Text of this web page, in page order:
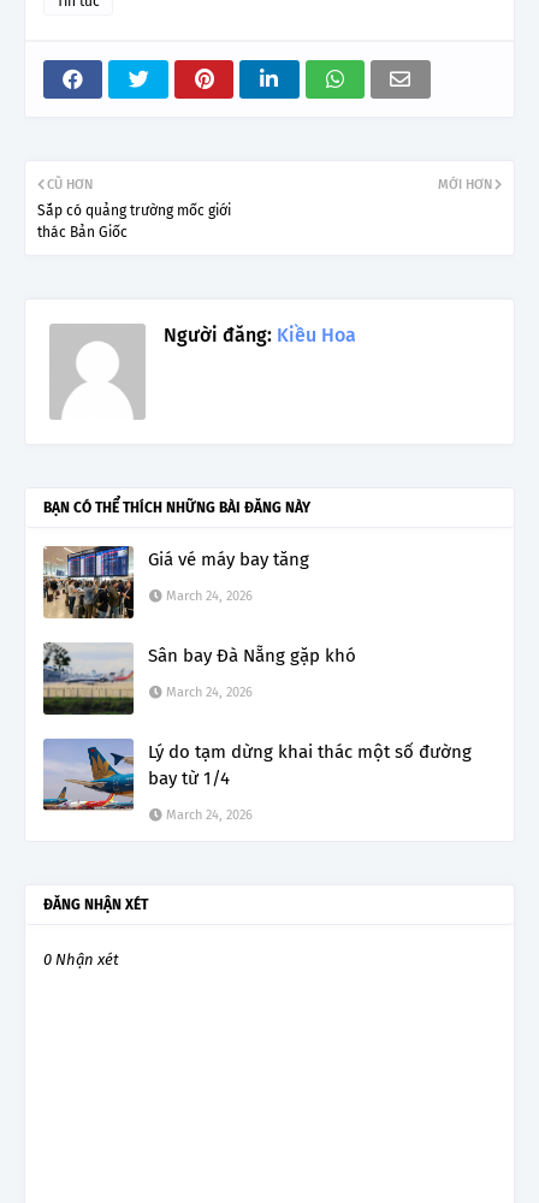
MỚI HƠN
CŨ HƠN
Sắp có quảng trường mốc giới
thác Bản Giốc
Người đăng: Kiều Hoa
BẠN CÓ THỂ THÍCH NHỮNG BÀI ĐĂNG NÀY
Giá vé máy bay tăng
March 24, 2026
Sân bay Đà Nẵng gặp khó
March 24, 2026
Lý do tạm dừng khai thác một số đường
bay từ 1/4
March 24, 2026
ĐĂNG NHẬN XÉT
0 Nhận xét